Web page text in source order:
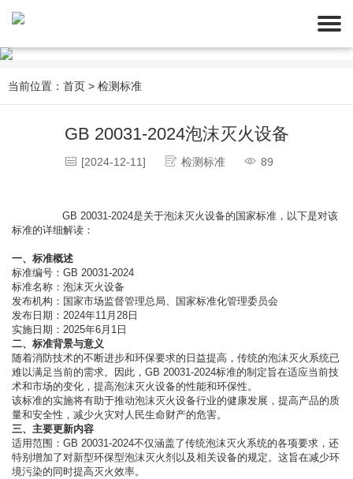
当前位置： 首页 > 检测标准
GB 20031-2024泡沫灭火设备
[2024-12-11] 检测标准 89
标准的详细解读：
一、标准概述
标准编号：GB 20031-2024
标准名称：泡沫灭火设备
发布机构：国家市场监督管理总局、国家标准化管理委员会
发布日期：2024年11月28日
实施日期：2025年6月1日
二、标准背景与意义
随着消防技术的不断进步和环保要求的日益提高，传统的泡沫灭火系统已
难以满足当前的需求。因此，GB 20031-2024标准的制定旨在适应当前技
术和市场的变化，提高泡沫灭火设备的性能和环保性。
该标准的实施将有助于推动泡沫灭火设备行业的健康发展，提高产品的质
量和安全性，减少火灾对人民生命财产的危害。
三、主要更新内容
适用范围：GB 20031-2024不仅涵盖了传统泡沫灭火系统的各项要求，还
特别增加了对新型环保型泡沫灭火剂以及相关设备的规定。这旨在减少环
境污染的同时提高灭火效率。